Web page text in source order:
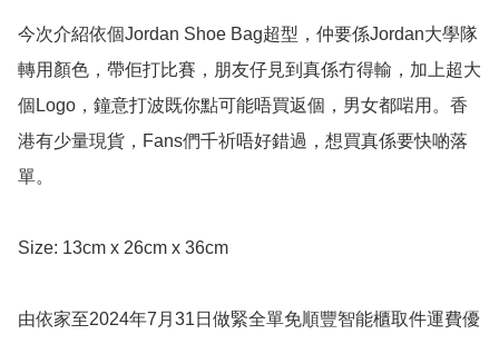
今次介紹依個Jordan Shoe Bag超型，仲要係Jordan大學隊
轉用顏色，帶佢打比賽，朋友仔見到真係冇得輸，加上超大
個Logo，鐘意打波既你點可能唔買返個，男女都啱用。香
港有少量現貨，Fans們千祈唔好錯過，想買真係要快啲落
單。
Size: 13cm x 26cm x 36cm
由依家至2024年7月31日做緊全單免順豐智能櫃取件運費優